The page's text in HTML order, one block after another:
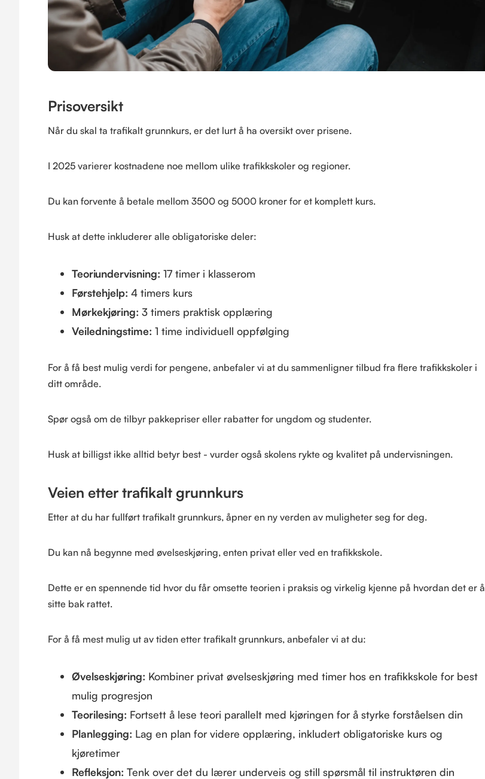
Prisoversikt
Når du skal ta trafikalt grunnkurs, er det lurt å ha oversikt over prisene.
I 2025 varierer kostnadene noe mellom ulike trafikkskoler og regioner.
Du kan forvente å betale mellom 3500 og 5000 kroner for et komplett kurs.
Husk at dette inkluderer alle obligatoriske deler:
Teoriundervisning: 17 timer i klasserom
Førstehjelp: 4 timers kurs
Mørkekjøring: 3 timers praktisk opplæring
Veiledningstime: 1 time individuell oppfølging
For å få best mulig verdi for pengene, anbefaler vi at du sammenligner tilbud fra flere trafikkskoler i
ditt område.
Spør også om de tilbyr pakkepriser eller rabatter for ungdom og studenter.
Husk at billigst ikke alltid betyr best - vurder også skolens rykte og kvalitet på undervisningen.
Veien etter trafikalt grunnkurs
Etter at du har fullført trafikalt grunnkurs, åpner en ny verden av muligheter seg for deg.
Du kan nå begynne med øvelseskjøring, enten privat eller ved en trafikkskole.
Dette er en spennende tid hvor du får omsette teorien i praksis og virkelig kjenne på hvordan det er å
sitte bak rattet.
For å få mest mulig ut av tiden etter trafikalt grunnkurs, anbefaler vi at du:
Øvelseskjøring: Kombiner privat øvelseskjøring med timer hos en trafikkskole for best
mulig progresjon
Teorilesing: Fortsett å lese teori parallelt med kjøringen for å styrke forståelsen din
Planlegging: Lag en plan for videre opplæring, inkludert obligatoriske kurs og
kjøretimer
Refleksjon: Tenk over det du lærer underveis og still spørsmål til instruktøren din